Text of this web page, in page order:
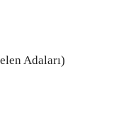
Adaları)